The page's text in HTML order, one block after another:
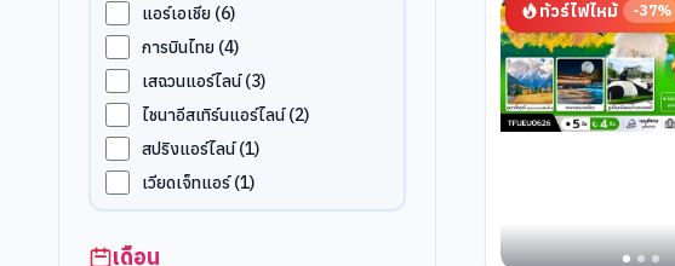
แอร์เอเชีย (6)
การบินไทย (4)
เสฉวนแอร์ไลน์(3)
ไชนาอีสเทิร์นแอร์ไลน์(2)
สปริงแอร์ไลน์(1)
เวียดเจ็ทแอร์(1)
เดือน
ทัวร์ไฟไหม้ -37%